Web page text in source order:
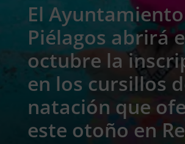
El
Piélagos abrirá
octubre la
en los cursillos
natación que
este otoño en